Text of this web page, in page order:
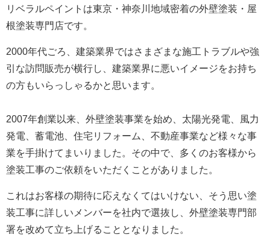
リベラルペイントは東京・神奈川地域密着の外壁塗装・屋
根塗装専門店です。
2000年代ごろ、建築業界ではさまざまな施工トラブルや強
引な訪問販売が横行し、建築業界に悪いイメージをお持ち
の方もいらっしゃるかと思います。
2007年創業以来、外壁塗装事業を始め、太陽光発電、風力
発電、蓄電池、住宅リフォーム、不動産事業など様々な事
業を手掛けてまいりました。 その中で、多くのお客様から
塗装工事のご依頼をいただくことがありました。
これはお客様の期待に応えなくてはいけない、そう思い塗
装工事に詳しいメンバーを社内で選抜し、外壁塗装専門部
署を改めて立ち上げることとなりました。